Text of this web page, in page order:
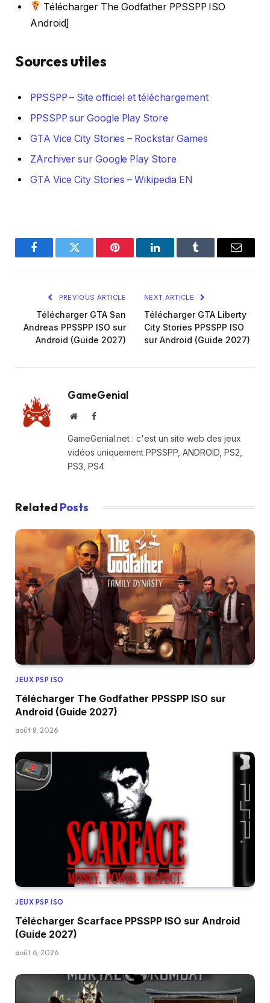
Télécharger The Godfather PPSSPP ISO
Android]
Sources utiles
PPSSPP – Site officiel et téléchargement
PPSSPP sur Google Play Store
GTA Vice City Stories – Rockstar Games
ZArchiver sur Google Play Store
GTA Vice City Stories – Wikipedia EN
FacebookTwitter Pinterest LinkedInTumblr Email
PREVIOUS ARTICLE
Télécharger GTA San
Andreas PPSSPP ISO sur
Android (Guide 2027)
NEXT ARTICLE
Télécharger GTA Liberty
City Stories PPSSPP ISO
sur Android (Guide 2027)
GameGenial
WebsiteFacebook
GameGenial.net : c'est un site web des jeux
vidéos uniquement PPSSPP, ANDROID, PS2,
PS3, PS4
Related Posts
JEUX PSP ISO
Télécharger The Godfather PPSSPP ISO sur
Android (Guide 2027)
août 8, 2026
JEUX PSP ISO
Télécharger Scarface PPSSPP ISO sur Android
(Guide 2027)
août 6, 2026